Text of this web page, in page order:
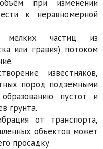
при изменении
к неравномерной
мелких частиц из
или гравия) потоком
известняков,
пород подземными
пустот и
грунта.
от транспорта,
объектов может
просадку.